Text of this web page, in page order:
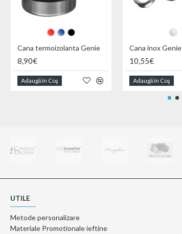
Cana termoizolanta Genie
8,90€
Adaugă în Coş
Cana inox Genie
10,55€
Adaugă în Coş
UTILE
Metode personalizare
Materiale Promotionale ieftine